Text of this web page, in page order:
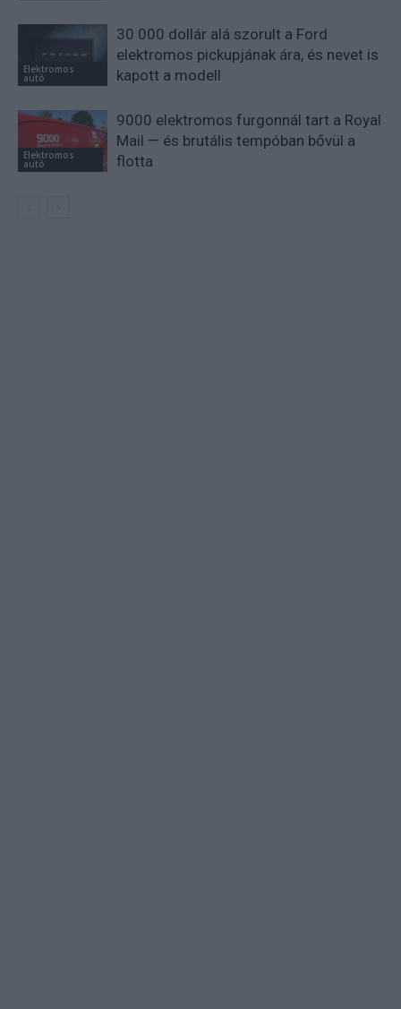
Elektromos
autó
30 000 dollár alá szorult a Ford
elektromos pickupjának ára, és nevet is
kapott a modell
Elektromos
autó
9000 elektromos furgonnál tart a Royal
Mail — és brutális tempóban bővül a
flotta